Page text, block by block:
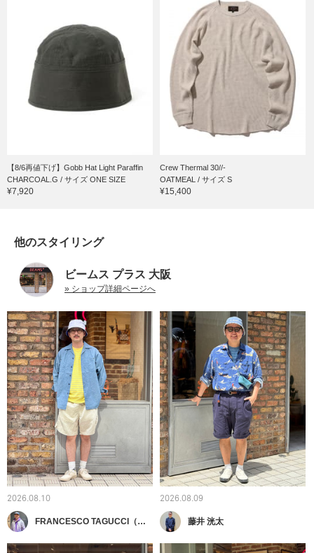
【8/6再値下げ】Gobb Hat Light Paraffin
CHARCOAL.G / サイズ ONE SIZE
¥7,920
Crew Thermal 30//-
OATMEAL / サイズ S
¥15,400
他のスタイリング
ビームス プラス 大阪
» ショップ詳細ページへ
2026.08.10
FRANCESCO TAGUCCI（フランチェスコ タグッチ）
2026.08.09
藤井 洸太